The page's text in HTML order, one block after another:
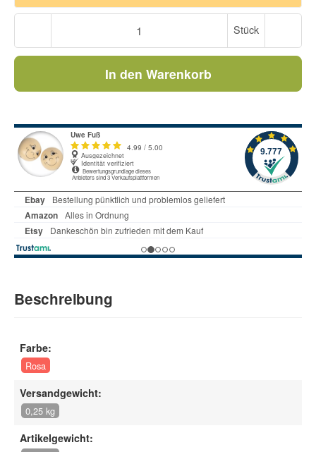
Stück
In den Warenkorb
Beschreibung
Farbe:
Rosa
Versandgewicht:
0,25 kg
Artikelgewicht: